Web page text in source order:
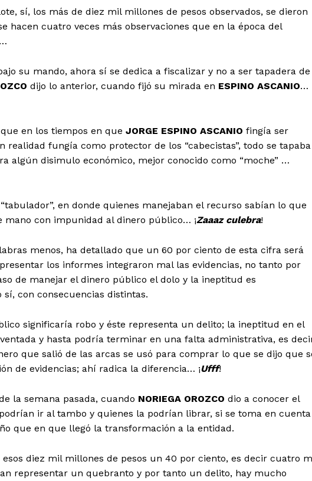
sí, los más de diez mil millones de pesos observados, se dieron
hacen cuatro veces más observaciones que en la época del
su mando, ahora sí se dedica a fiscalizar y no a ser tapadera de
dijo lo anterior, cuando fijó su mirada en ESPINO ASCANIO…
en los tiempos en que JORGE ESPINO ASCANIO fingía ser
fungía como protector de los “cabecistas”, todo se tapaba
algún disimulo económico, mejor conocido como “moche” …
en donde quienes manejaban el recurso sabían lo que
con impunidad al dinero público… ¡Zaaaz culebra!
menos, ha detallado que un 60 por ciento de esta cifra será
los informes integraron mal las evidencias, no tanto por
de manejar el dinero público el dolo y la ineptitud es
con consecuencias distintas.
significaría robo y éste representa un delito; la ineptitud en el
y hasta podría terminar en una falta administrativa, es
que salió de las arcas se usó para comprar lo que se dijo que
de evidencias; ahí radica la diferencia… ¡Ufff!
la semana pasada, cuando NORIEGA OROZCO dio a conocer el
ir al tambo y quienes la podrían librar, si se toma en cuenta
que en que llegó la transformación a la entidad.
diez mil millones de pesos un 40 por ciento, es decir cuatro
representar un quebranto y por tanto un delito, hay mucho